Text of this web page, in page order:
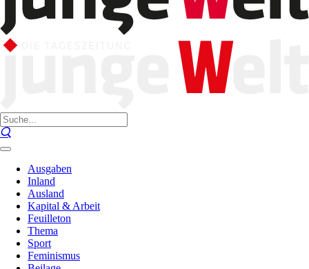
Ausgaben
Inland
Ausland
Kapital & Arbeit
Feuilleton
Thema
Sport
Feminismus